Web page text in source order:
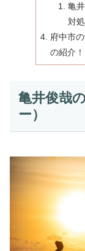
亀
対
府中市
の紹介！
亀井俊哉
ー）